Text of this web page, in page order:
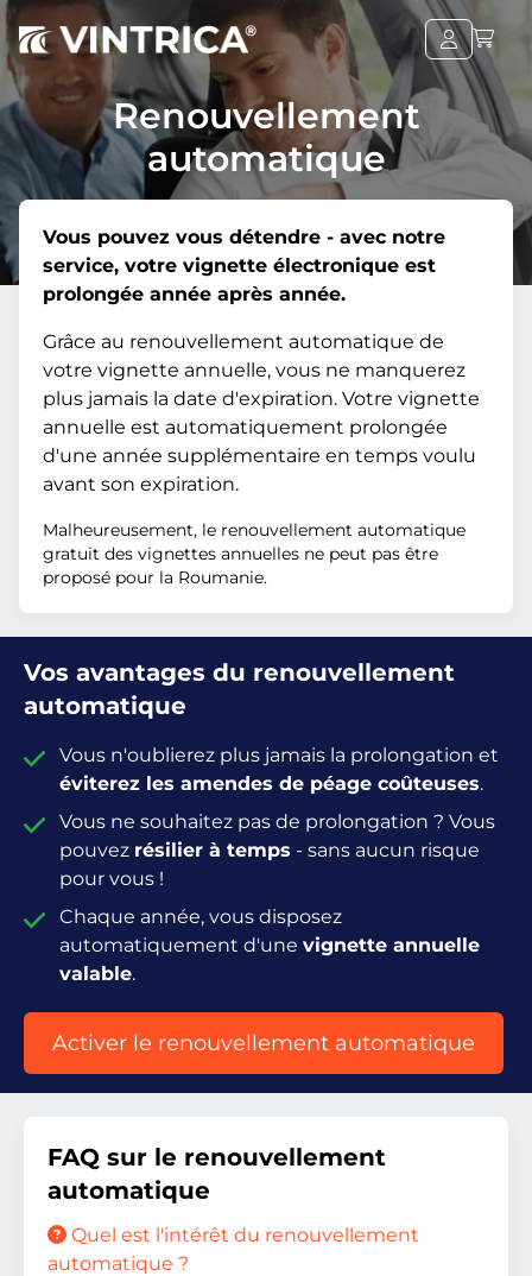
Renouvellement
automatique
Vous pouvez vous détendre - avec notre
service, votre vignette électronique est
prolongée année après année.
Grâce au renouvellement automatique de
votre vignette annuelle, vous ne manquerez
plus jamais la date d'expiration. Votre vignette
annuelle est automatiquement prolongée
d'une année supplémentaire en temps voulu
avant son expiration.
Malheureusement, le renouvellement automatique
gratuit des vignettes annuelles ne peut pas être
proposé pour la Roumanie.
Vos avantages du renouvellement
automatique
Vous n'oublierez plus jamais la prolongation et
éviterez les amendes de péage coûteuses.
Vous ne souhaitez pas de prolongation ? Vous
pouvez résilier à temps - sans aucun risque
pour vous !
Chaque année, vous disposez
automatiquement d'unevignette annuelle
valable.
Activer le renouvellement automatique
FAQ sur le renouvellement
automatique
Quel est l'intérêt du renouvellement
automatique ?